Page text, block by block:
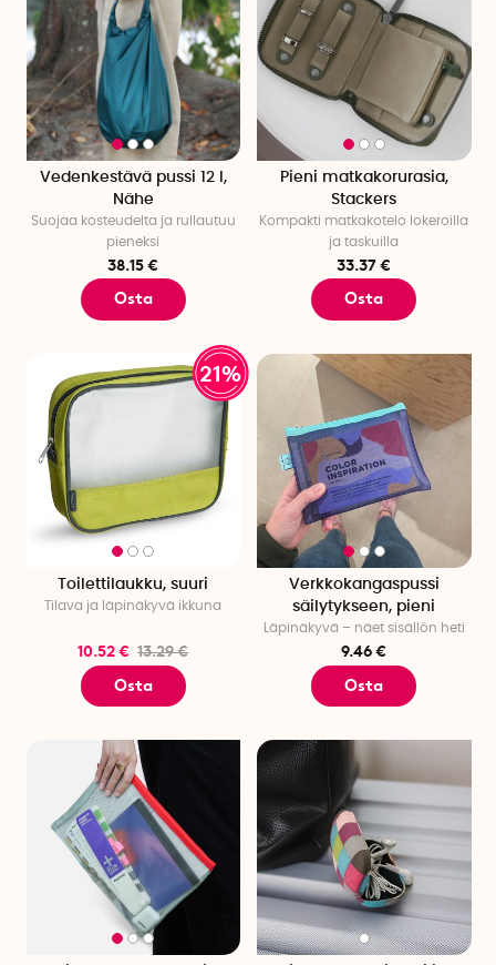
Vedenkestävä pussi 12 l,
Nähe
Suojaa kosteudelta ja rullautuu
pieneksi
38.15 €
Osta
Pieni matkakorurasia,
Stackers
Kompakti matkakotelo lokeroilla
ja taskuilla
33.37 €
Osta
21%
Toilettilaukku, suuri
Tilava ja läpinäkyvä ikkuna
10.52 € 13.29 €
Osta
Verkkokangaspussi
säilytykseen, pieni
Läpinäkyvä – näet sisällön heti
9.46 €
Osta